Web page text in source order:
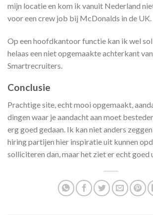
mijn locatie en kom ik vanuit Nederland
voor een crew job bij McDonalds in de UK.
Op een hoofdkantoor functie kan ik wel
helaas een niet opgemaakte achterkant van
Smartrecruiters.
Conclusie
Prachtige site, echt mooi opgemaakt,
dingen waar je aandacht aan moet
erg goed gedaan. Ik kan niet anders
hiring partijen hier inspiratie uit kunnen
solliciteren dan, maar het ziet er echt goed